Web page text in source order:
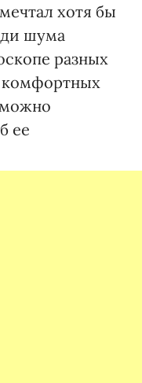
хотя бы
шума
разных
комфортных
можно
ее